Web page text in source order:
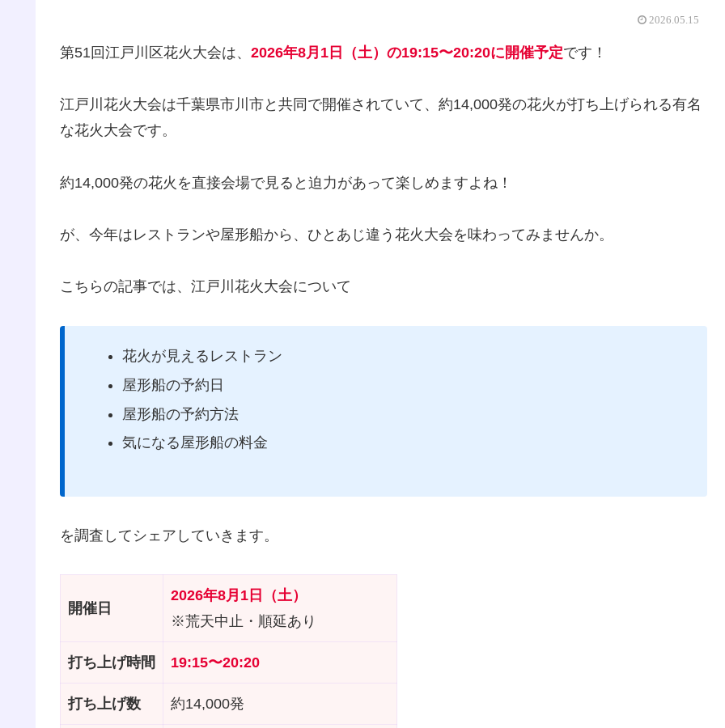
2026.05.15
第51回江戸川区花火大会は、 2026年8月1日（土）の19:15〜20:20に開催予定です！
江戸川花火大会は千葉県市川市と共同で開催されていて、約14,000発の花火が打ち上げられる有名
な花火大会です。
約14,000発の花火を直接会場で見ると迫力があって楽しめますよね！
が、今年はレストランや屋形船から、ひとあじ違う花火大会を味わってみませんか。
こちらの記事では、江戸川花火大会について
花火が見えるレストラン
屋形船の予約日
屋形船の予約方法
気になる屋形船の料金
を調査してシェアしていきます。
開催日
2026年8月1日（土）
※荒天中止・順延あり
打ち上げ時間 19:15〜20:20
打ち上げ数 約14,000発